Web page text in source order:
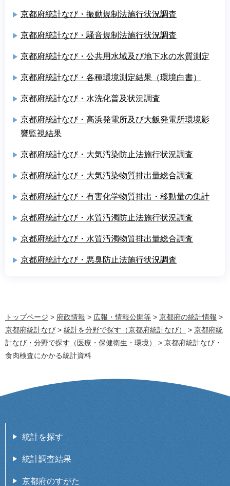
京都府統計なび・振動規制法施行状況調査
京都府統計なび・騒音規制法施行状況調査
京都府統計なび・公共用水域及び地下水の水質測定
京都府統計なび・各種環境測定結果（環境白書）
京都府統計なび・水洗化普及状況調査
京都府統計なび・高浜発電所及び大飯発電所環境影
響監視結果
京都府統計なび・大気汚染防止法施行状況調査
京都府統計なび・大気汚染物質排出量総合調査
京都府統計なび・有害化学物質排出・移動量の集計
京都府統計なび・水質汚濁防止法施行状況調査
京都府統計なび・水質汚濁物質排出量総合調査
京都府統計なび・悪臭防止法施行状況調査
トップページ > 府政情報 > 広報・情報公開等 > 京都府の統計情報 >
京都府統計なび > 統計を分野で探す（京都府統計なび） > 京都府統
計なび・分野で探す（医療・保健衛生・環境）
> 京都府統計なび・
食肉検査にかかる統計資料
統計を探す
統計調査結果
京都府のすがた